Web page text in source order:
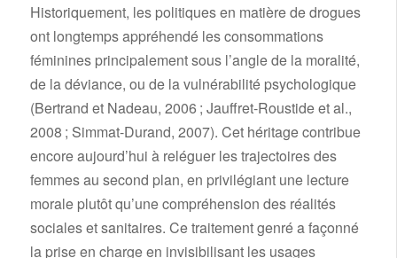
Historiquement, les politiques en matière de drogues
ont longtemps appréhendé les consommations
féminines principalement sous l’angle de la moralité,
de la déviance, ou de la vulnérabilité psychologique
(Bertrand et Nadeau, 2006 ; Jauffret-Roustide et al.,
2008 ; Simmat-Durand, 2007). Cet héritage contribue
encore aujourd’hui à reléguer les trajectoires des
femmes au second plan, en privilégiant une lecture
morale plutôt qu’une compréhension des réalités
sociales et sanitaires. Ce traitement genré a façonné
la prise en charge en invisibilisant les usages